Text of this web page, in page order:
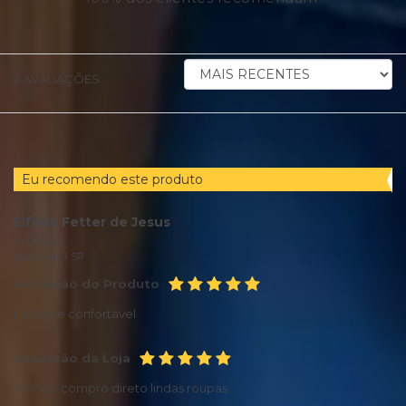
2 AVALIAÇÕES
ORDENAR
AVALIAÇÕES
Eu recomendo este produto
Elfrida Fetter de Jesus
São Paulo / SP
Avaliação do Produto
Lindoo e confortável
Avaliação da Loja
Amooo,compro direto lindas roupas